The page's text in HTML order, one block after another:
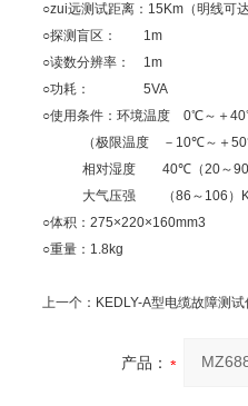
○zui远测试距离：15Km（明线可
○探测盲区： 1m
○读数分辨率： 1m
○功耗： 5VA
○使用条件：环境温度 0℃～＋
（极限温度 － 10℃～＋
相对湿度 40℃（20～
大气压强 （86～106）
○体积：275×220×160mm3
○重量：1.8kg
上一个： KEDLY-A型电缆故障测试
产品：